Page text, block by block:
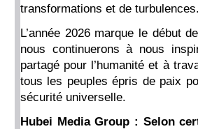
transformations et de
L’année 2026 marque le début
nous continuerons à nous
partagé pour l’humanité et à
tous les peuples épris de paix
sécurité universelle.
Hubei Media Group : Selon